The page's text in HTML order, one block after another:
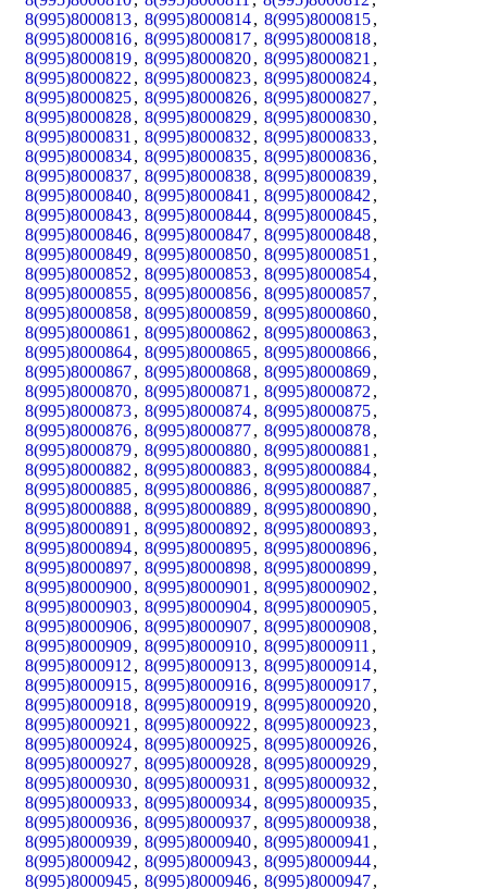
8(995)8000813, 8(995)8000814, 8(995)8000815,
8(995)8000816, 8(995)8000817, 8(995)8000818,
8(995)8000819, 8(995)8000820, 8(995)8000821 ,
8(995)8000822 , 8(995)8000823, 8(995)8000824,
8(995)8000825, 8(995)8000826, 8(995)8000827,
8(995)8000828, 8(995)8000829, 8(995)8000830,
8(995)8000831 , 8(995)8000832 , 8(995)8000833,
8(995)8000834, 8(995)8000835, 8(995)8000836,
8(995)8000837, 8(995)8000838, 8(995)8000839,
8(995)8000840, 8(995)8000841 , 8(995)8000842 ,
8(995)8000843, 8(995)8000844, 8(995)8000845,
8(995)8000846, 8(995)8000847, 8(995)8000848,
8(995)8000849, 8(995)8000850, 8(995)8000851 ,
8(995)8000852 , 8(995)8000853, 8(995)8000854,
8(995)8000855, 8(995)8000856, 8(995)8000857,
8(995)8000858, 8(995)8000859, 8(995)8000860,
8(995)8000861 , 8(995)8000862 , 8(995)8000863,
8(995)8000864, 8(995)8000865, 8(995)8000866,
8(995)8000867, 8(995)8000868, 8(995)8000869,
8(995)8000870, 8(995)8000871 , 8(995)8000872 ,
8(995)8000873, 8(995)8000874, 8(995)8000875,
8(995)8000876, 8(995)8000877, 8(995)8000878,
8(995)8000879, 8(995)8000880, 8(995)8000881 ,
8(995)8000882 , 8(995)8000883, 8(995)8000884,
8(995)8000885, 8(995)8000886, 8(995)8000887,
8(995)8000888, 8(995)8000889, 8(995)8000890,
8(995)8000891 , 8(995)8000892 , 8(995)8000893,
8(995)8000894, 8(995)8000895, 8(995)8000896,
8(995)8000897, 8(995)8000898, 8(995)8000899,
8(995)8000900, 8(995)8000901 , 8(995)8000902 ,
8(995)8000903, 8(995)8000904, 8(995)8000905,
8(995)8000906, 8(995)8000907, 8(995)8000908,
8(995)8000909, 8(995)8000910, 8(995)8000911 ,
8(995)8000912 , 8(995)8000913, 8(995)8000914,
8(995)8000915, 8(995)8000916, 8(995)8000917,
8(995)8000918, 8(995)8000919, 8(995)8000920,
8(995)8000921 , 8(995)8000922 , 8(995)8000923,
8(995)8000924, 8(995)8000925, 8(995)8000926,
8(995)8000927, 8(995)8000928, 8(995)8000929,
8(995)8000930, 8(995)8000931 , 8(995)8000932 ,
8(995)8000933, 8(995)8000934, 8(995)8000935,
8(995)8000936, 8(995)8000937, 8(995)8000938,
8(995)8000939, 8(995)8000940, 8(995)8000941 ,
8(995)8000942 , 8(995)8000943, 8(995)8000944,
8(995)8000945, 8(995)8000946, 8(995)8000947,